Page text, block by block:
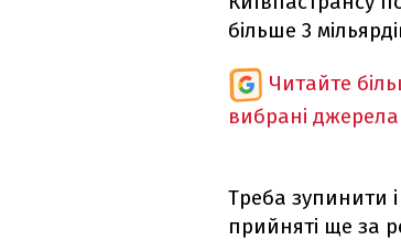
більше 3
Читайте
вибрані
Треба зупинити і
прийняті ще за